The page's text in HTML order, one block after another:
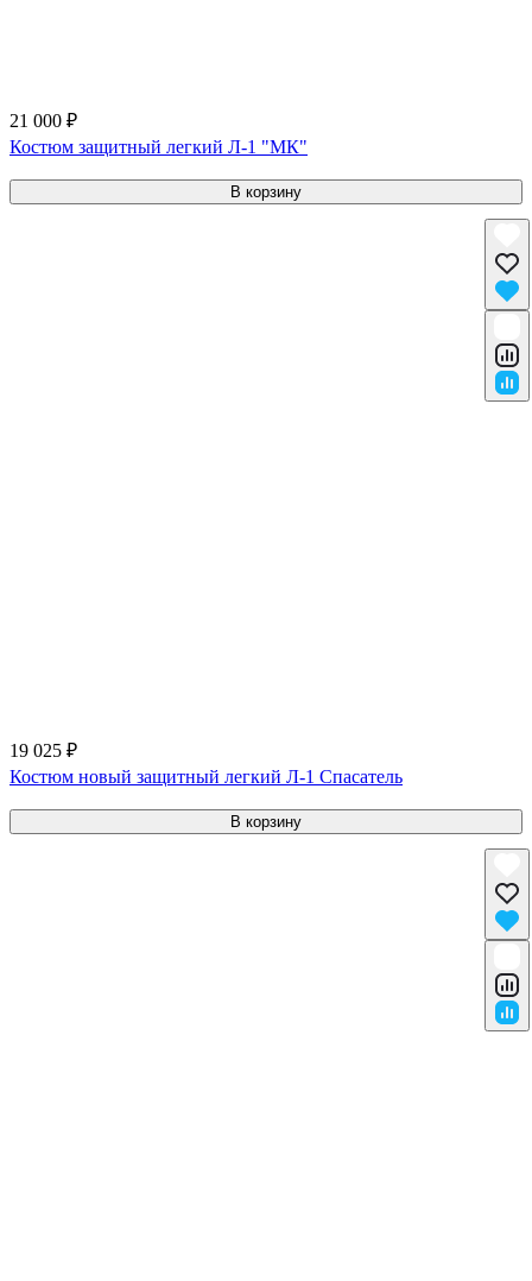
21 000 ₽
Костюм защитный легкий Л-1 "МК"
В корзину
19 025 ₽
Костюм новый защитный легкий Л-1 Спасатель
В корзину